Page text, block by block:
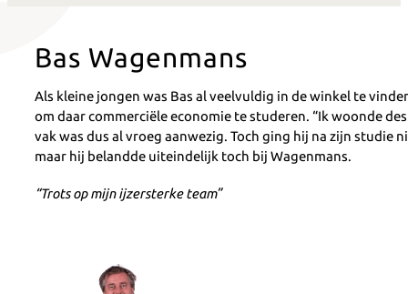
Bas Wagenmans
Als kleine jongen was Bas al veelvuldig in de winkel te
om daar commerciële economie te studeren. “Ik woonde
vak was dus al vroeg aanwezig. Toch ging hij na zijn
maar hij belandde uiteindelijk toch bij Wagenmans.
“Trots op mijn ijzersterke team”